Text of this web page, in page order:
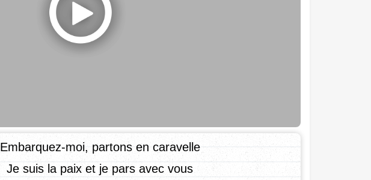
Embarquez-moi, partons en caravelle
Je suis la paix et je pars avec vous